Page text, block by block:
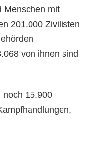
Menschen mit
201.000 Zivilisten
von ihnen sind
noch 15.900